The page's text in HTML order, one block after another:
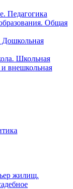
Педагогика
Общая
Дошкольная
Школьная
и внешкольная
жилищ.